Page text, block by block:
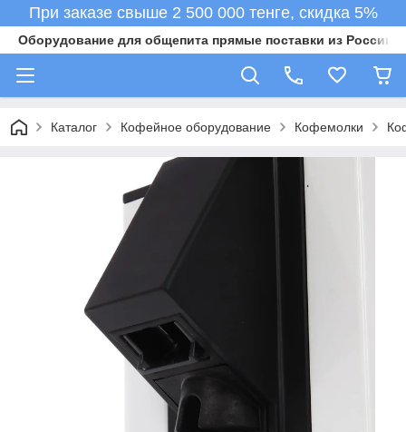
При заказе свыше 2 500 000 тенге, скидка 5%
Оборудование для общепита прямые поставки из России в
Каталог Кофейное оборудование Кофемолки